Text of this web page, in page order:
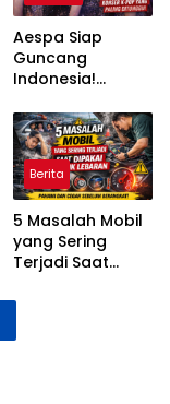
Aespa Siap
Guncang
Indonesia!
2026 di ICE BSD
Dipastikan Bikin
MY Histeris
Berita
5 Masalah Mobil
yang Sering
Terjadi Saat
Lebaran dan
Mengatasinya